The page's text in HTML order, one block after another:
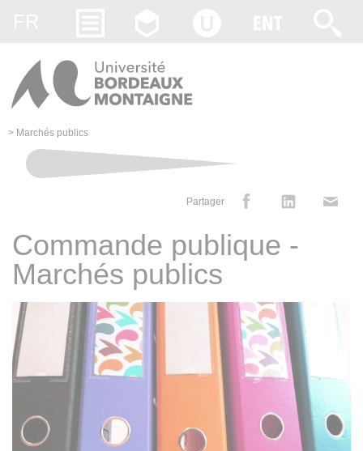
> Marchés publics
Partager
Commande publique -
Marchés publics